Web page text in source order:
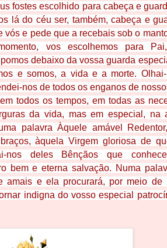
fostes escolhido para cabeça e
lá do céu ser, também, cabeça e
vós e pede que a recebais sob o
vos escolhemos para
debaixo da vossa guarda
e somos, a vida e a morte.
nos de todos os enganos de
todos os tempos, em todas as
da vida, mas em especial, na
palavra Àquele amável
àquela Virgem gloriosa de
nos deles Bênçãos que
bem e eterna salvação. Numa
amais e ela procurará, por meio de
indigna do vosso especial